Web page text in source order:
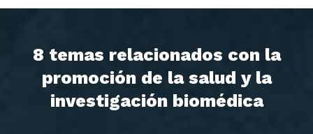
8 temas relacionados con la
promoción de la salud y la
investigación biomédica